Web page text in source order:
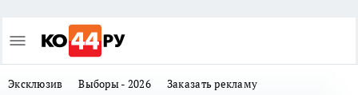
Эксклюзив Выборы - 2026 Заказать рекламу